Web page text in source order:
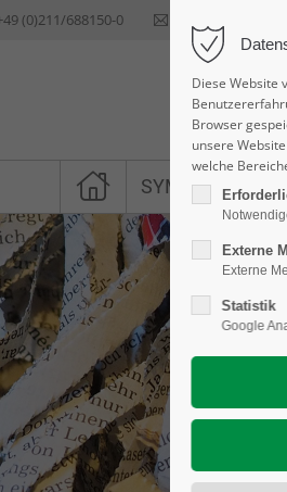
(0)211/688150-0
SYMPOSIUM
Diese Website
Browser
unsere
welche
Externe
Externe
Statistik
Google